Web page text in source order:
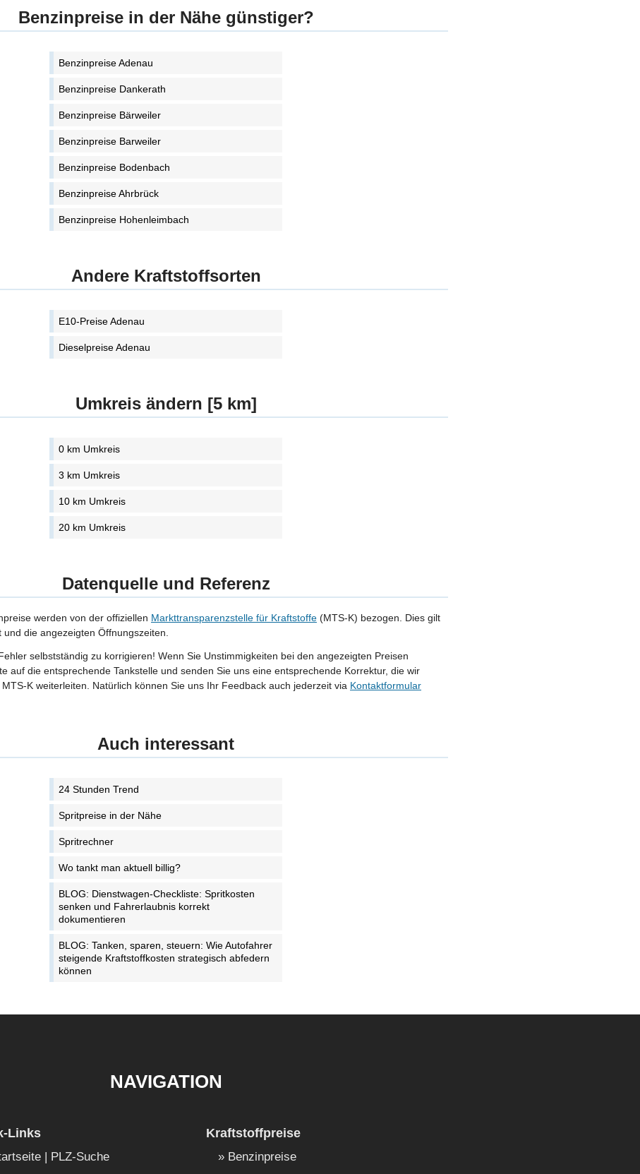
Benzinpreise in der Nähe günstiger?
Benzinpreise Adenau
Benzinpreise Dankerath
Benzinpreise Bärweiler
Benzinpreise Barweiler
Benzinpreise Bodenbach
Benzinpreise Ahrbrück
Benzinpreise Hohenleimbach
Andere Kraftstoffsorten
E10-Preise Adenau
Dieselpreise Adenau
Umkreis ändern [5 km]
0 km Umkreis
3 km Umkreis
10 km Umkreis
20 km Umkreis
Datenquelle und Referenz
werden von der offiziellen Markttransparenzstelle für Kraftstoffe (MTS-K) bezogen. Dies gilt
die angezeigten Öffnungszeiten.
selbstständig zu korrigieren! Wenn Sie Unstimmigkeiten bei den angezeigten Preisen
auf die entsprechende Tankstelle und senden Sie uns eine entsprechende Korrektur, die wir
K weiterleiten. Natürlich können Sie uns Ihr Feedback auch jederzeit via Kontaktformular
Auch interessant
24 Stunden Trend
Spritpreise in der Nähe
Spritrechner
Wo tankt man aktuell billig?
BLOG: Dienstwagen-Checkliste: Spritkosten
senken und Fahrerlaubnis korrekt
dokumentieren
BLOG: Tanken, sparen, steuern: Wie Autofahrer
steigende Kraftstoffkosten strategisch abfedern
können
NAVIGATION
Links
| PLZ-Suche
Kraftstoffpreise
Benzinpreise